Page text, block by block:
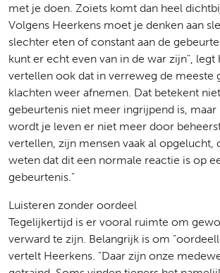
met je doen. Zoiets komt dan heel
Volgens Heerkens moet je denken aan
slechter eten of constant aan de
kunt er echt even van in de war zijn", legt
vertellen ook dat in verreweg de meeste
klachten weer afnemen. Dat betekent
gebeurtenis niet meer ingrijpend is, maar
wordt je leven er niet meer door
vertellen, zijn mensen vaak al opgelucht,
weten dat dit een normale reactie is op
gebeurtenis."
Luisteren zonder oordeel
Tegelijkertijd is er vooral ruimte om
verward te zijn. Belangrijk is om
vertelt Heerkens. "Daar zijn onze